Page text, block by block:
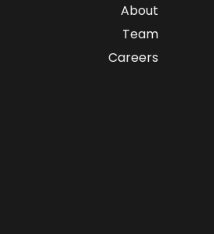
About
Team
Careers